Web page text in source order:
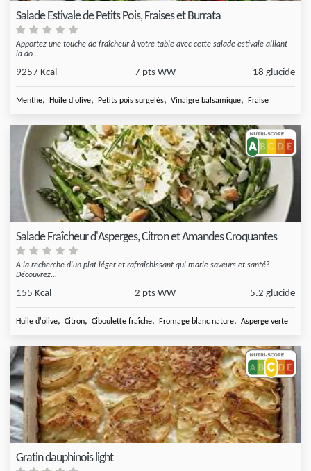
Salade Estivale de Petits Pois, Fraises et Burrata
Apportez une touche de fraîcheur à votre table avec cette salade estivale alliant
la do...
9257 Kcal 7 pts WW 18 glucide
Menthe, Huile d'olive, Petits pois surgelés, Vinaigre balsamique, Fraise
Salade Fraîcheur d'Asperges, Citron et Amandes Croquantes
À la recherche d'un plat léger et rafraîchissant qui marie saveurs et santé?
Découvrez...
155 Kcal 2 pts WW 5.2 glucide
Huile d'olive, Citron, Ciboulette fraîche, Fromage blanc nature, Asperge verte
Gratin dauphinois light